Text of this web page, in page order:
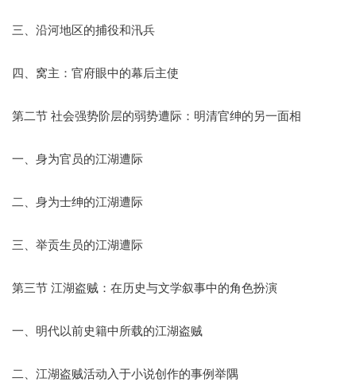
三、沿河地区的捕役和汛兵
四、窝主：官府眼中的幕后主使
第二节 社会强势阶层的弱势遭际：明清官绅的另一面相
一、身为官员的江湖遭际
二、身为士绅的江湖遭际
三、举贡生员的江湖遭际
第三节 江湖盗贼：在历史与文学叙事中的角色扮演
一、明代以前史籍中所载的江湖盗贼
二、江湖盗贼活动入于小说创作的事例举隅